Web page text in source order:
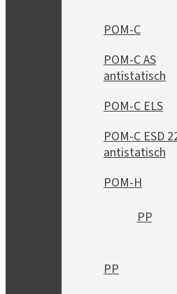
POM-C
POM-C AS
antistatisch
POM-C ELS
POM-C ESD
antistatisch
POM-H
PP
PP